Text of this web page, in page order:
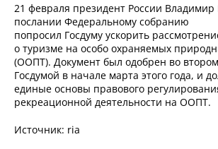
21 февраля президент России Владимир
послании Федеральному собранию
попросил Госдуму ускорить
о туризме на особо охраняемых
(ООПТ). Документ был одобрен во
Госдумой в начале марта этого года, и
единые основы правового
рекреационной деятельности на ООПТ.
Источник: ria